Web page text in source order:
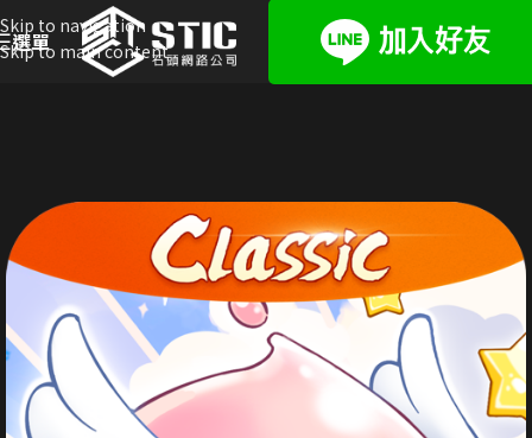
Skip to navigation
Skip to main content
選單